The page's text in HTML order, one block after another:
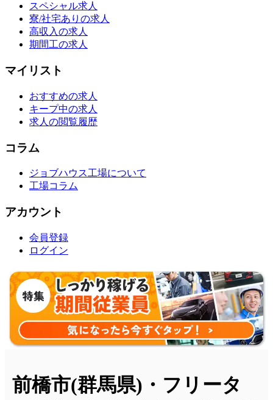
スペシャル求人
寮/社宅ありの求人
高収入の求人
期間工の求人
マイリスト
おすすめの求人
キープ中の求人
求人の閲覧履歴
コラム
ジョブハウス工場について
工場コラム
アカウント
会員登録
ログイン
前橋市(群馬県)・フリータ